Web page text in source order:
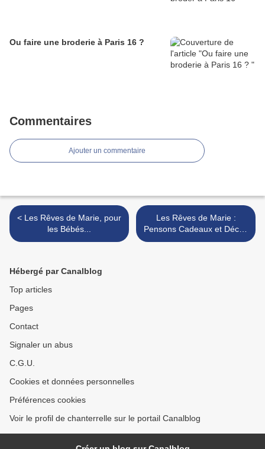
Ou faire une broderie à Paris 16 ?
Commentaires
Ajouter un commentaire
< Les Rêves de Marie, pour
les Bébés...
Les Rêves de Marie :
Pensons Cadeaux et Déco !
>
Hébergé par Canalblog
Top articles
Pages
Contact
Signaler un abus
C.G.U.
Cookies et données personnelles
Préférences cookies
Voir le profil de chanterrelle sur le portail Canalblog